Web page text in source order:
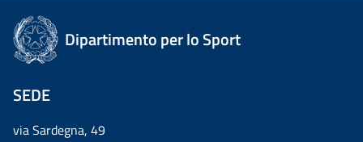
Dipartimento per lo Sport
SEDE
via Sardegna, 49